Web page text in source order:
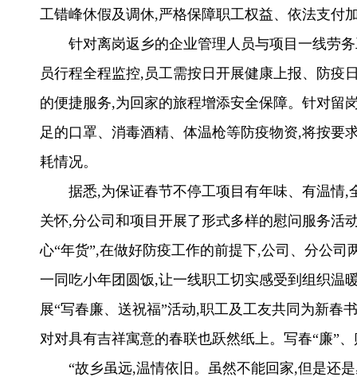
工错峰休假及调休,严格保障职工权益、依法支付
针对离岗返乡的企业管理人员与项目一线劳
员行程全程监控,员工需按日开展健康上报、防疫
的便捷服务,为回家的旅程增添安全保障。针对留
足的口罩、消毒酒精、体温枪等防疫物资,将按要
耗情况。
据悉,为保证春节不停工项目有年味、有温情
关怀,分公司和项目开展了形式多样的慰问服务活
心“年货”,在做好防疫工作的前提下,公司、分公
一同吃小年团圆饭,让一线职工切实感受到组织温
展“写春廉、送祝福”活动,职工及工友共同为新春
对对具有吉祥寓意的春联也跃然纸上。写春“廉”
“故乡虽远,温情依旧。虽然不能回家,但是还